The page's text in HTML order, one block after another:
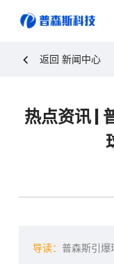
跳
过
容
返回 新闻中心
热点资讯 |
导读： 普森斯引爆